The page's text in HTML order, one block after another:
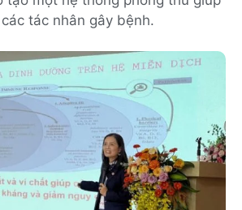
tác nhân gây bệnh.